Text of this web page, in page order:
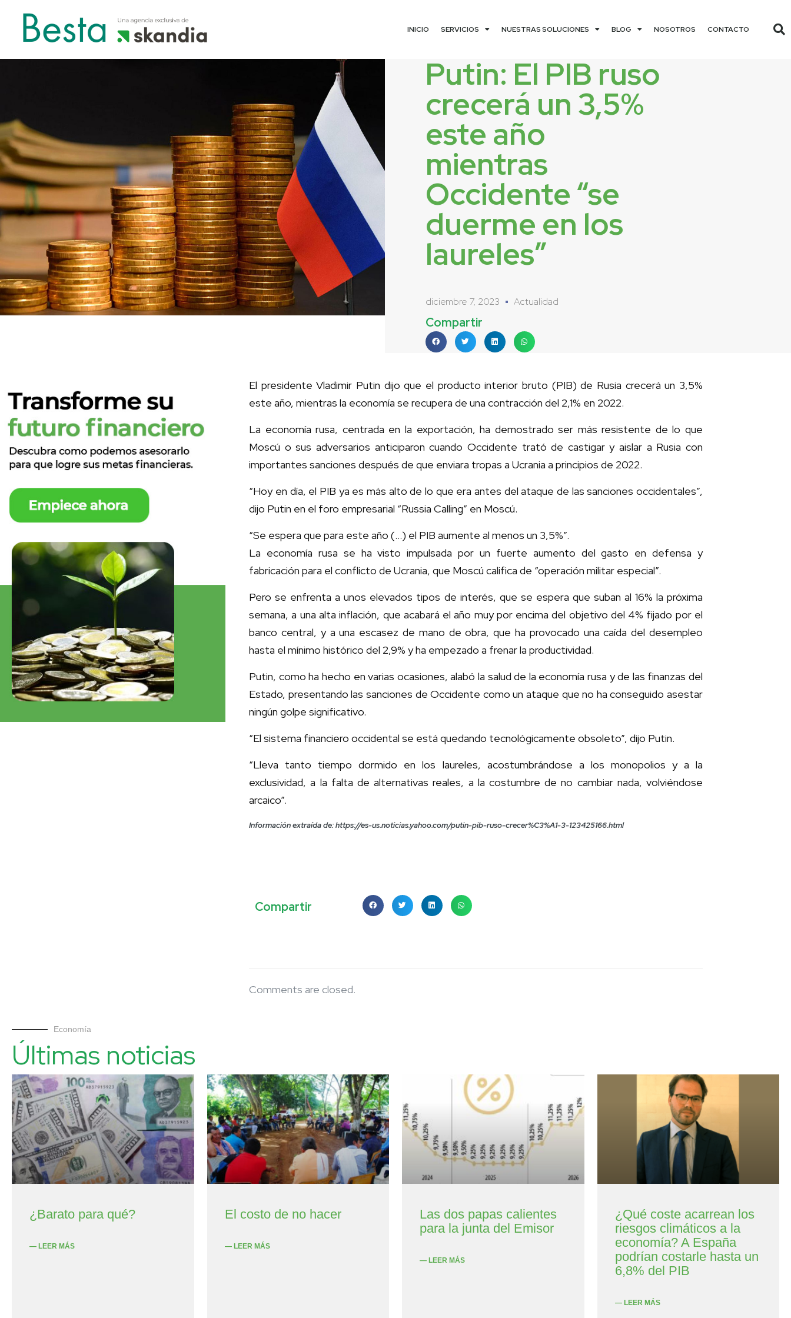
INICIO SERVICIOS NUESTRAS SOLUCIONES BLOG NOSOTROS CONTACTO
Putin: El PIB ruso
crecerá un 3,5%
este año
mientras
Occidente “se
duerme en los
laureles”
diciembre 7, 2023 Actualidad
Compartir
El presidente Vladimir Putin dijo que el producto interior bruto (PIB) de Rusia crecerá un 3,5%
este año, mientras la economía se recupera de una contracción del 2,1% en 2022.
La economía rusa, centrada en la exportación, ha demostrado ser más resistente de lo que
Moscú o sus adversarios anticiparon cuando Occidente trató de castigar y aislar a Rusia con
importantes sanciones después de que enviara tropas a Ucrania a principios de 2022.
“Hoy en día, el PIB ya es más alto de lo que era antes del ataque de las sanciones occidentales”,
dijo Putin en el foro empresarial “Russia Calling” en Moscú.
“Se espera que para este año (…) el PIB aumente al menos un 3,5%”.
La economía rusa se ha visto impulsada por un fuerte aumento del gasto en defensa y
fabricación para el conflicto de Ucrania, que Moscú califica de “operación militar especial”.
Pero se enfrenta a unos elevados tipos de interés, que se espera que suban al 16% la próxima
semana, a una alta inflación, que acabará el año muy por encima del objetivo del 4% fijado por el
banco central, y a una escasez de mano de obra, que ha provocado una caída del desempleo
hasta el mínimo histórico del 2,9% y ha empezado a frenar la productividad.
Putin, como ha hecho en varias ocasiones, alabó la salud de la economía rusa y de las finanzas del
Estado, presentando las sanciones de Occidente como un ataque que no ha conseguido asestar
ningún golpe significativo.
“El sistema financiero occidental se está quedando tecnológicamente obsoleto”, dijo Putin.
“Lleva tanto tiempo dormido en los laureles, acostumbrándose a los monopolios y a la
exclusividad, a la falta de alternativas reales, a la costumbre de no cambiar nada, volviéndose
arcaico”.
Información extraída de: https://es-us.noticias.yahoo.com/putin-pib-ruso-crecer%C3%A1-3-123425166.html
Compartir
Comments are closed.
Economía
Últimas noticias
¿Barato para qué?
— LEER MÁS
El costo de no hacer
— LEER MÁS
Las dos papas calientes
para la junta del Emisor
— LEER MÁS
¿Qué coste acarrean los
riesgos climáticos a la
economía? A España
podrían costarle hasta un
6,8% del PIB
— LEER MÁS